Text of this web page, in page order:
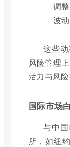
调
波动
这些
风险管理
活力与风险
国际市场
与中
所，如纽